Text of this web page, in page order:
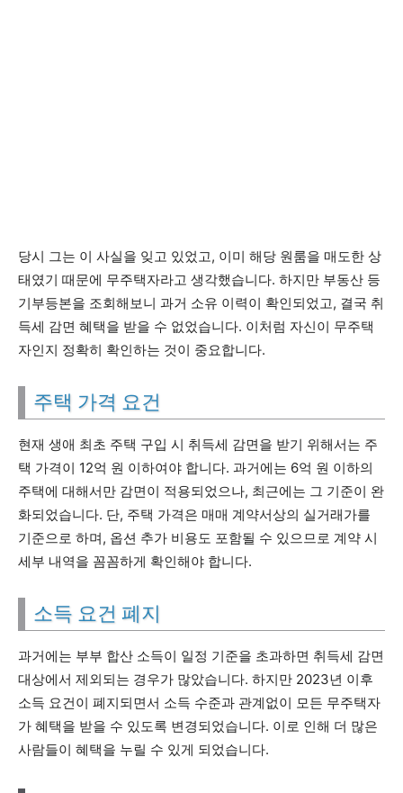
당시 그는 이 사실을 잊고 있었고, 이미 해당 원룸을 매도한 상
태였기 때문에 무주택자라고 생각했습니다. 하지만 부동산 등
기부등본을 조회해보니 과거 소유 이력이 확인되었고, 결국 취
득세 감면 혜택을 받을 수 없었습니다. 이처럼 자신이 무주택
자인지 정확히 확인하는 것이 중요합니다.
주택 가격 요건
현재 생애 최초 주택 구입 시 취득세 감면을 받기 위해서는 주
택 가격이 12억 원 이하여야 합니다. 과거에는 6억 원 이하의
주택에 대해서만 감면이 적용되었으나, 최근에는 그 기준이 완
화되었습니다. 단, 주택 가격은 매매 계약서상의 실거래가를
기준으로 하며, 옵션 추가 비용도 포함될 수 있으므로 계약 시
세부 내역을 꼼꼼하게 확인해야 합니다.
소득 요건 폐지
과거에는 부부 합산 소득이 일정 기준을 초과하면 취득세 감면
대상에서 제외되는 경우가 많았습니다. 하지만 2023년 이후
소득 요건이 폐지되면서 소득 수준과 관계없이 모든 무주택자
가 혜택을 받을 수 있도록 변경되었습니다. 이로 인해 더 많은
사람들이 혜택을 누릴 수 있게 되었습니다.